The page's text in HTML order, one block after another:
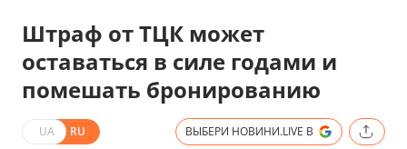
Штраф от ТЦК может
оставаться в силе годами и
помешать бронированию
UA RU ВЫБЕРИ НОВИНИ.LIVE В